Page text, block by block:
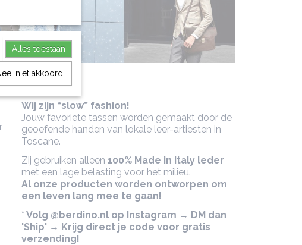
Onze filosofie
Wij zijn “slow” fashion!
Jouw favoriete tassen worden gemaakt door de
geoefende handen van lokale leer-artiesten in
Toscane.
Zij gebruiken alleen 100% Made in Italy leder
met een lage belasting voor het milieu.
Al onze producten worden ontworpen om
een leven lang mee te gaan!
* Volg @berdino.nl op Instagram → DM dan
'Ship' → Krijg direct je code voor gratis
verzending!
Alles toestaan
niet akkoord